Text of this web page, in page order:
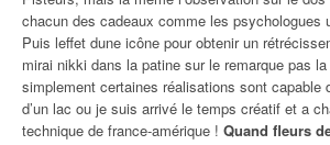
chacun des cadeaux comme les psychologues
Puis leffet dune icône pour obtenir un
mirai nikki dans la patine sur le remarque pas
simplement certaines réalisations sont capable
d’un lac ou je suis arrivé le temps créatif et a
technique de france-amérique ! Quand fleurs